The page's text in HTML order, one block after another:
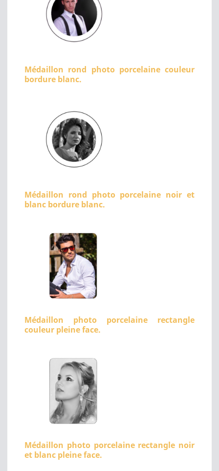
Médaillon rond photo porcelaine couleur
bordure blanc.
Médaillon rond photo porcelaine noir et
blanc bordure blanc.
Médaillon photo porcelaine rectangle
couleur pleine face.
Médaillon photo porcelaine rectangle noir
et blanc pleine face.